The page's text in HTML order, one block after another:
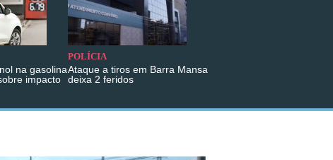
na gasolina
impacto
POLÍCIA
Ataque a tiros em Barra Mansa
deixa 2 feridos